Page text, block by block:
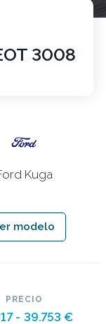
3008
Kuga
modelo
PRECIO
- 39.753 €